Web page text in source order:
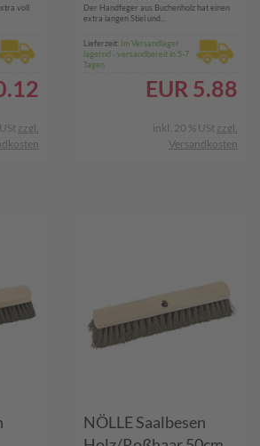
voll
zzgl.
natur
Der Handfeger aus Buchenholz hat einen
extra langen Stiel und...
Lieferzeit: Im Versandlager
lagernd - versandbereit in 5-7
Tagen
EUR 5.88
inkl. 20 % USt zzgl.
Versandkosten
NÖLLE Saalbesen